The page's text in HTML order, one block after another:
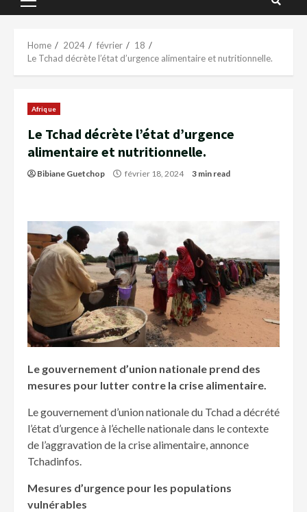
Home 2024 février
18
Le Tchad décrète l’état d’urgence alimentaire et nutritionnelle.
Afrique
Le Tchad décrète l’état d’urgence
alimentaire et nutritionnelle.
Bibiane Guetchop février 18, 2024 3 min read
Le gouvernement d’union nationale prend des
mesures pour lutter contre la crise alimentaire.
Le gouvernement d’union nationale du Tchad a décrété
l’état d’urgence à l’échelle nationale dans le contexte
de l’aggravation de la crise alimentaire, annonce
Tchadinfos.
Mesures d’urgence pour les populations
vulnérables